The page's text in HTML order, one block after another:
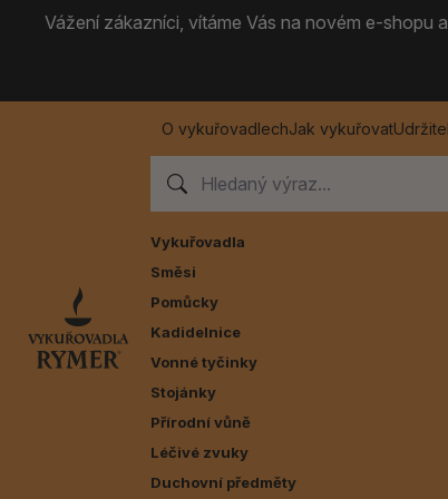
Vážení zákazníci, vítáme Vás na novém e-shopu
O vykuřovadlechJak vykuřovat
Vykuřovadla
Směsi
Pomůcky
Kadidelnice
Vonné tyčinky
Stojánky
Přírodní vůně
Léčivé zvuky
Duchovní předměty